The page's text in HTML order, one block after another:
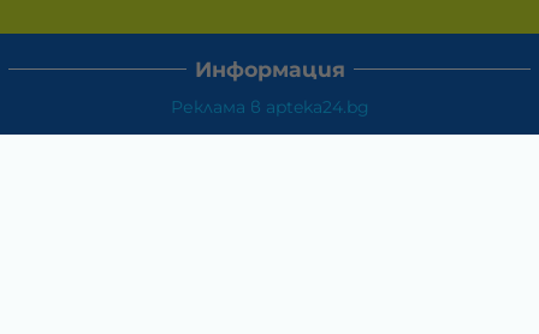
Информация
Реклама в apteka24.bg